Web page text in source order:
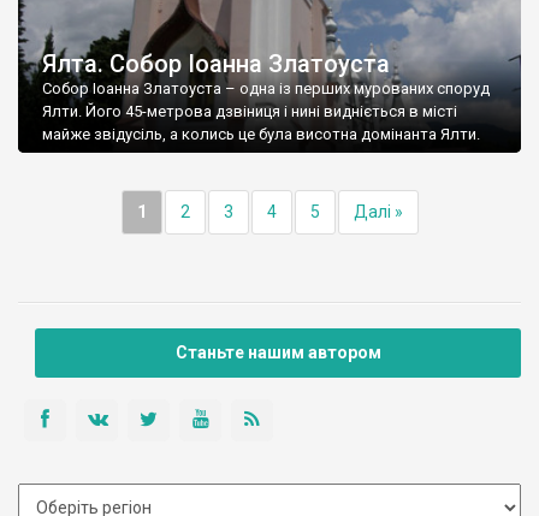
Ялта. Собор Іоанна Златоуста
Собор Іоанна Златоуста – одна із перших мурованих споруд
Ялти. Його 45-метрова дзвіниця і нині видніється в місті
майже звідусіль, а колись це була висотна домінанта Ялти.
1 2 3 4 5 Далі »
Станьте нашим автором